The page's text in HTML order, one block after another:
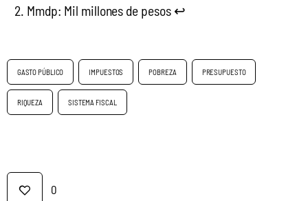
Mmdp: Mil millones de pesos ↩︎
GASTO PÚBLICO IMPUESTOS POBREZA PRESUPUESTO
RIQUEZA SISTEMA FISCAL
0